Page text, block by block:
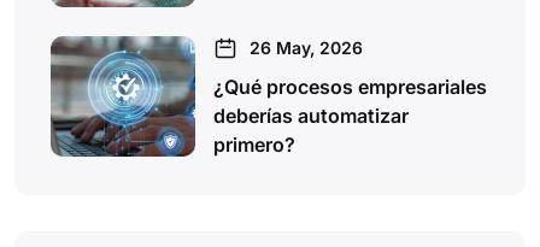
26 May, 2026
¿Qué procesos empresariales
deberías automatizar
primero?